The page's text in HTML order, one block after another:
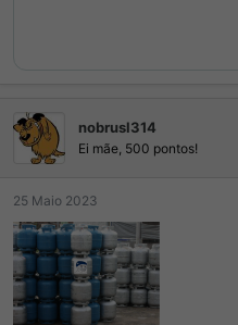
nobrusl314
Ei mãe, 500 pontos!
25 Maio 2023